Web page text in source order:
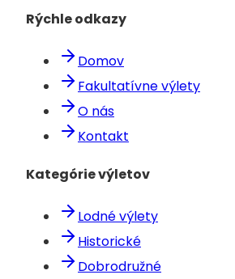
Rýchle odkazy
Domov
Fakultatívne výlety
O nás
Kontakt
Kategórie výletov
Lodné výlety
Historické
Dobrodružné